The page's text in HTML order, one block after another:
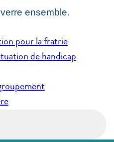
ensemble.
pour la fratrie
de handicap